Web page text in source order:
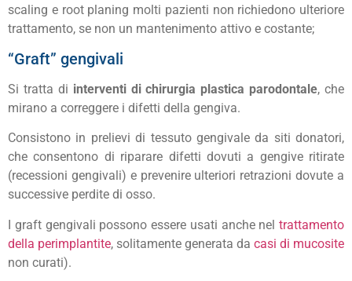
scaling e root planing molti pazienti non richiedono ulteriore
trattamento, se non un mantenimento attivo e costante;
“Graft” gengivali
Si tratta di interventi di chirurgia plastica parodontale, che
mirano a correggere i difetti della gengiva.
Consistono in prelievi di tessuto gengivale da siti donatori,
che consentono di riparare difetti dovuti a gengive ritirate
(recessioni gengivali) e prevenire ulteriori retrazioni dovute a
successive perdite di osso.
I graft gengivali possono essere usati anche nel trattamento
della perimplantite, solitamente generata da casi di mucosite
non curati).